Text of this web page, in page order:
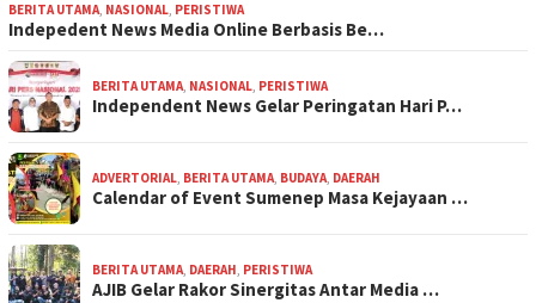
BERITA UTAMA, NASIONAL, PERISTIWA
Indepedent News Media Online Berbasis Be…
BERITA UTAMA, NASIONAL, PERISTIWA
Independent News Gelar Peringatan Hari P…
ADVERTORIAL, BERITA UTAMA, BUDAYA, DAERAH
Calendar of Event Sumenep Masa Kejayaan …
BERITA UTAMA, DAERAH, PERISTIWA
AJIB Gelar Rakor Sinergitas Antar Media …